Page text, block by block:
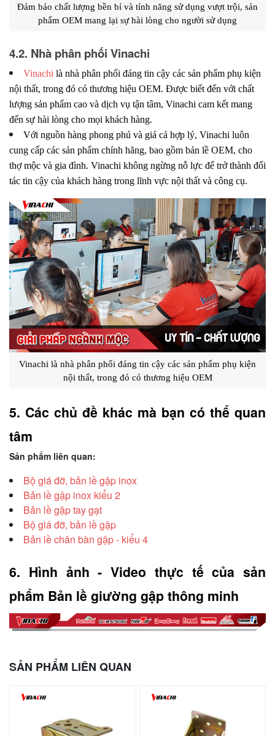
Đảm bảo chất lượng bền bỉ và tính năng sử dụng vượt trội, sản
phẩm OEM mang lại sự hài lòng cho người sử dụng
4.2. Nhà phân phối Vinachi
Vinachi là nhà phân phối đáng tin cậy các sản phẩm phụ kiện
nội thất, trong đó có thương hiệu OEM. Được biết đến với chất
lượng sản phẩm cao và dịch vụ tận tâm, Vinachi cam kết mang
đến sự hài lòng cho mọi khách hàng.
Với nguồn hàng phong phú và giá cả hợp lý, Vinachi luôn
cung cấp các sản phẩm chính hãng, bao gồm bản lề OEM, cho
thợ mộc và gia đình. Vinachi không ngừng nỗ lực để trở thành đối
tác tin cậy của khách hàng trong lĩnh vực nội thất và công cụ.
Vinachi là nhà phân phối đáng tin cậy các sản phẩm phụ kiện
nội thất, trong đó có thương hiệu OEM
5. Các chủ đề khác mà bạn có thể quan
tâm
Sản phẩm liên quan:
Bộ giá đỡ, bản lề gập inox
Bản lề gập inox kiểu 2
Bản lề gập tay gạt
Bộ giá đỡ, bản lề gập
Bản lề chân bàn gập - kiểu 4
6. Hình ảnh - Video thực tế của sản
phẩm Bản lề giường gập thông minh
SẢN PHẨM LIÊN QUAN